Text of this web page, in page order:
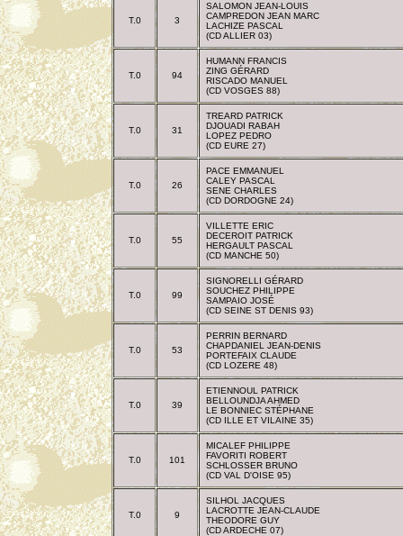
T.0 3
SALOMON JEAN-LOUIS
CAMPREDON JEAN MARC
LACHIZE PASCAL
(CD ALLIER 03)
T.0 94
HUMANN FRANCIS
ZING GÉRARD
RISCADO MANUEL
(CD VOSGES 88)
T.0 31
TREARD PATRICK
DJOUADI RABAH
LOPEZ PEDRO
(CD EURE 27)
T.0 26
PACE EMMANUEL
CALEY PASCAL
SENE CHARLES
(CD DORDOGNE 24)
T.0 55
VILLETTE ERIC
DECEROIT PATRICK
HERGAULT PASCAL
(CD MANCHE 50)
T.0 99
SIGNORELLI GÉRARD
SOUCHEZ PHILIPPE
SAMPAIO JOSÉ
(CD SEINE ST DENIS 93)
T.0 53
PERRIN BERNARD
CHAPDANIEL JEAN-DENIS
PORTEFAIX CLAUDE
(CD LOZERE 48)
T.0 39
ETIENNOUL PATRICK
BELLOUNDJA AHMED
LE BONNIEC STÉPHANE
(CD ILLE ET VILAINE 35)
T.0 101
MICALEF PHILIPPE
FAVORITI ROBERT
SCHLOSSER BRUNO
(CD VAL D'OISE 95)
T.0 9
SILHOL JACQUES
LACROTTE JEAN-CLAUDE
THEODORE GUY
(CD ARDECHE 07)